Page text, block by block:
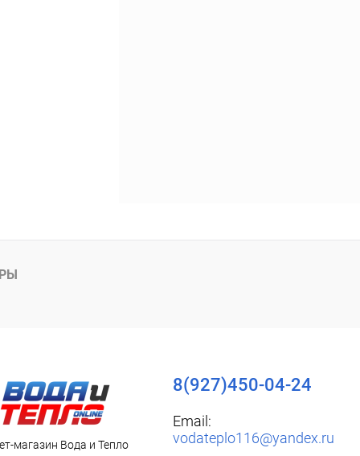
магазин Вода и Тепло
8(927)450-04-24
Email:
vodateplo116@yandex.ru